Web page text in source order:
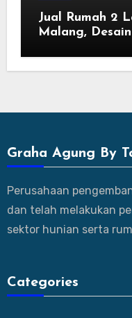
Jual Rumah 2
Malang,
Graha Agung By
Perusahaan
dan telah melakukan
sektor hunian serta
Categories